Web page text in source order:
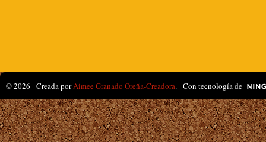
© 2026 Creada porAimee Granado Oreña-Creadora. Con tecnología de